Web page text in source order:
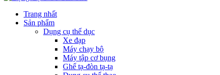
Trang nhất
Sản phẩm
Dụng cụ thể dục
Xe đạp
Máy chạy bộ
Máy tập cơ bụng
Ghế tạ-đòn tạ-tạ